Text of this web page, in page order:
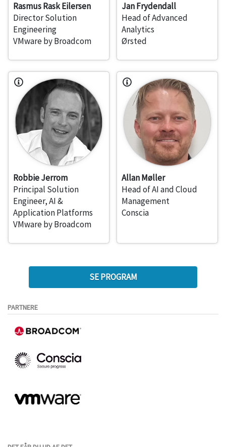
Rasmus Rask Eilersen
Director Solution
Engineering
VMware by Broadcom
Jan Frydendall
Head of Advanced
Analytics
Ørsted
Robbie Jerrom
Principal Solution
Engineer, AI &
Application Platforms
VMware by Broadcom
Allan Møller
Head of AI and Cloud
Management
Conscia
SE PROGRAM
PARTNERE